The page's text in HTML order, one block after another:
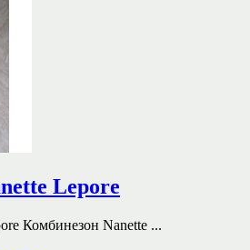
Lepore
Комбинезон Nanette ...